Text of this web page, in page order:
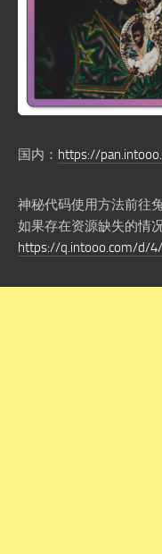
国内： https://
神秘代码使用方法前往
如果存在资源缺失的情
https://q.intooo.com/d/